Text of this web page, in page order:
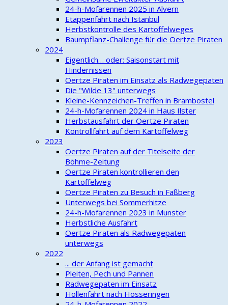
24-h-Mofarennen 2025 in Alvern
Etappenfahrt nach Istanbul
Herbstkontrolle des Kartoffelweges
Baumpflanz-Challenge für die Oertze Piraten
2024
Eigentlich… oder: Saisonstart mit
Hindernissen
Oertze Piraten im Einsatz als Radwegepaten
Die "Wilde 13" unterwegs
Kleine-Kennzeichen-Treffen in Brambostel
24-h-Mofarennen 2024 in Haus Ilster
Herbstausfahrt der Oertze Piraten
Kontrollfahrt auf dem Kartoffelweg
2023
Oertze Piraten auf der Titelseite der
Böhme-Zeitung
Oertze Piraten kontrollieren den
Kartoffelweg
Oertze Piraten zu Besuch in Faßberg
Unterwegs bei Sommerhitze
24-h-Mofarennen 2023 in Munster
Herbstliche Ausfahrt
Oertze Piraten als Radwegepaten
unterwegs
2022
... der Anfang ist gemacht
Pleiten, Pech und Pannen
Radwegepaten im Einsatz
Höllenfahrt nach Hösseringen